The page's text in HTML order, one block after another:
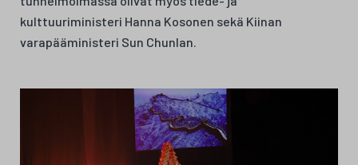
kulttuuriministeri Hanna Kosonen sekä Kiinan
varapääministeri Sun Chunlan.